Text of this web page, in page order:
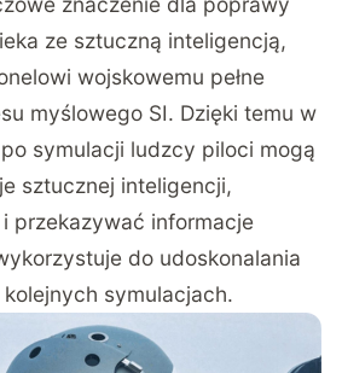
ze sztuczną inteligencją,
wojskowemu pełne
myślowego SI. Dzięki temu w
symulacji ludzcy piloci mogą
sztucznej inteligencji,
przekazywać informacje
do udoskonalania
symulacjach.